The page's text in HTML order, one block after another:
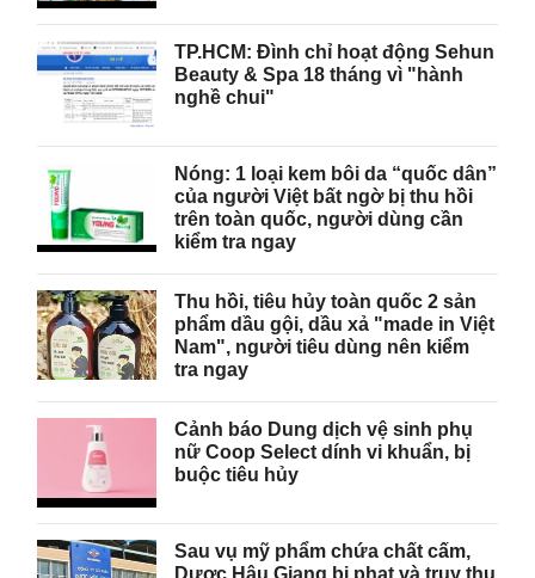
TP.HCM: Đình chỉ hoạt động Sehun
Beauty & Spa 18 tháng vì "hành
nghề chui"
Nóng: 1 loại kem bôi da “quốc dân”
của người Việt bất ngờ bị thu hồi
trên toàn quốc, người dùng cần
kiểm tra ngay
Thu hồi, tiêu hủy toàn quốc 2 sản
phẩm dầu gội, dầu xả "made in Việt
Nam", người tiêu dùng nên kiểm
tra ngay
Cảnh báo Dung dịch vệ sinh phụ
nữ Coop Select dính vi khuẩn, bị
buộc tiêu hủy
Sau vụ mỹ phẩm chứa chất cấm,